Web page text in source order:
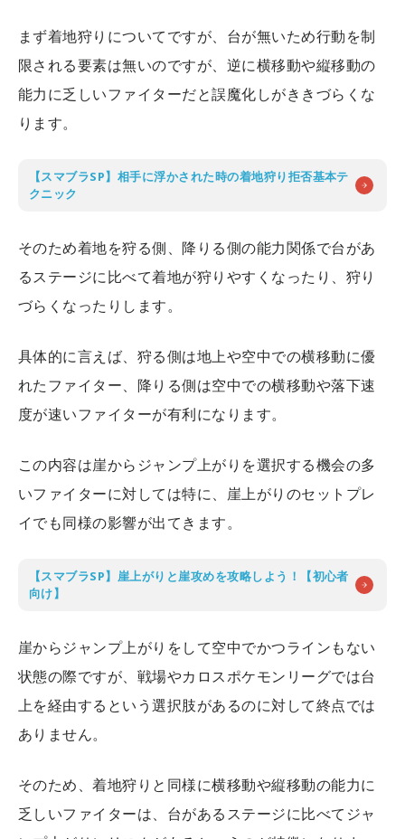
まず着地狩りについてですが、台が無いため行動を制
限される要素は無いのですが、逆に横移動や縦移動の
能力に乏しいファイターだと誤魔化しがききづらくな
ります。
【スマブラSP】相手に浮かされた時の着地狩り拒否基本テ
クニック
そのため着地を狩る側、降りる側の能力関係で台があ
るステージに比べて着地が狩りやすくなったり、狩り
づらくなったりします。
具体的に言えば、狩る側は地上や空中での横移動に優
れたファイター、降りる側は空中での横移動や落下速
度が速いファイターが有利になります。
この内容は崖からジャンプ上がりを選択する機会の多
いファイターに対しては特に、崖上がりのセットプレ
イでも同様の影響が出てきます。
【スマブラSP】崖上がりと崖攻めを攻略しよう！【初心者
向け】
崖からジャンプ上がりをして空中でかつラインもない
状態の際ですが、戦場やカロスポケモンリーグでは台
上を経由するという選択肢があるのに対して終点では
ありません。
そのため、着地狩りと同様に横移動や縦移動の能力に
乏しいファイターは、台があるステージに比べてジャ